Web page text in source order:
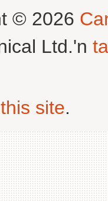
© 2026
Ltd.'n
site.